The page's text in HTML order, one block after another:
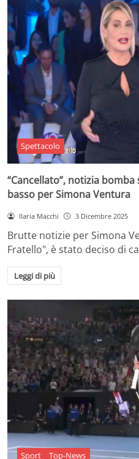
Spettacolo
“Cancellato”, notizia
basso per Simona Ventura
Ilaria Macchi 3 Dicembre 2025
Brutte notizie per Simona
Fratello", è stato deciso di
Leggi di più
Sport Top-News